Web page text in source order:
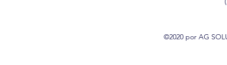
©2020 por AG